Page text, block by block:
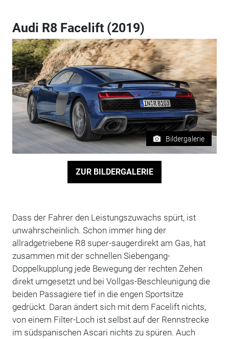
Audi R8 Facelift (2019)
Bildergalerie
ZUR BILDERGALERIE
Dass der Fahrer den Leistungszuwachs spürt, ist
unwahrscheinlich. Schon immer hing der
allradgetriebene R8 super-saugerdirekt am Gas, hat
zusammen mit der schnellen Siebengang-
Doppelkupplung jede Bewegung der rechten Zehen
direkt umgesetzt und bei Vollgas-Beschleunigung die
beiden Passagiere tief in die engen Sportsitze
gedrückt. Daran ändert sich mit dem Facelift nichts,
von einem Filter-Loch ist selbst auf der Rennstrecke
im südspanischen Ascari nichts zu spüren. Auch